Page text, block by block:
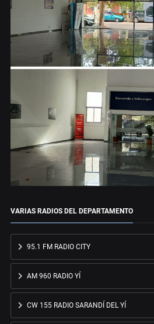
VARIAS RADIOS DEL DEPARTAMENTO
95.1 FM RADIO CITY
AM 960 RADIO YÍ
CW 155 RADIO SARANDÍ DEL YÍ